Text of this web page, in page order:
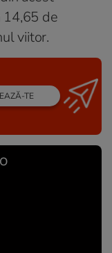
14,65 de
viitor.
TE